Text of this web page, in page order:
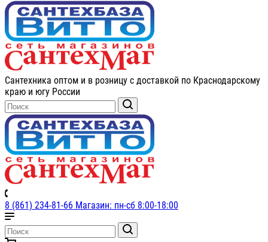
Сантехника оптом и в розницу с доставкой по Краснодарскому
краю и югу России
8 (861) 234-81-66 Магазин: пн-сб 8:00-18:00